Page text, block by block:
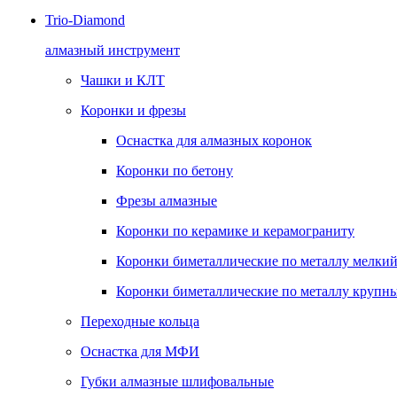
Trio-Diamond
алмазный инструмент
Чашки и КЛТ
Коронки и фрезы
Оснастка для алмазных коронок
Коронки по бетону
Фрезы алмазные
Коронки по керамике и керамограниту
Коронки биметаллические по металлу
Коронки биметаллические по металлу
Переходные кольца
Оснастка для МФИ
Губки алмазные шлифовальные